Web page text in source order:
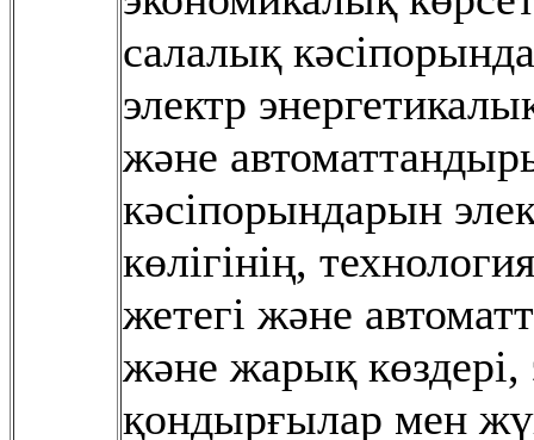
салалық
электр
жəне
кəсіпорындарын
көлігінің,
жетегі жəне
жəне жарық көздері,
қондырғылар мен